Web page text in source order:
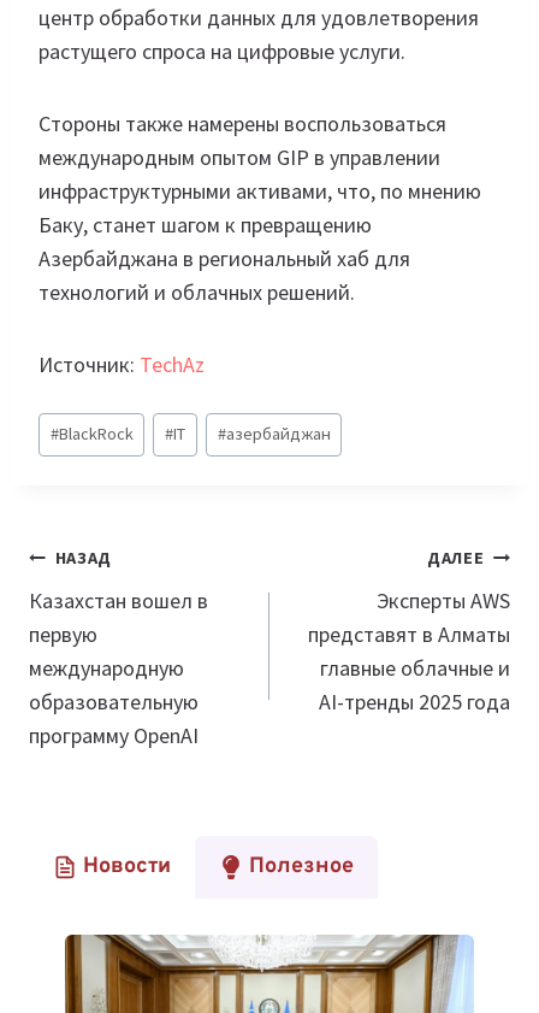
центр обработки данных для удовлетворения
растущего спроса на цифровые услуги.
Стороны также намерены воспользоваться
международным опытом GIP в управлении
инфраструктурными активами, что, по мнению
Баку, станет шагом к превращению
Азербайджана в региональный хаб для
технологий и облачных решений.
Источник: TechAz
Метки
записи:
#BlackRock #IT #азербайджан
Навигация
по
записям
НАЗАД
Казахстан вошел в
первую
международную
образовательную
программу OpenAI
ДАЛЕЕ
Эксперты AWS
представят в Алматы
главные облачные и
AI-тренды 2025 года
Новости Полезное